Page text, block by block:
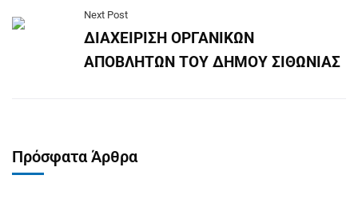
Next Post
ΔΙΑΧΕΙΡΙΣΗ ΟΡΓΑΝΙΚΩΝ
ΑΠΟΒΛΗΤΩΝ ΤΟΥ ΔΗΜΟΥ ΣΙΘΩΝΙΑΣ
Πρόσφατα Άρθρα